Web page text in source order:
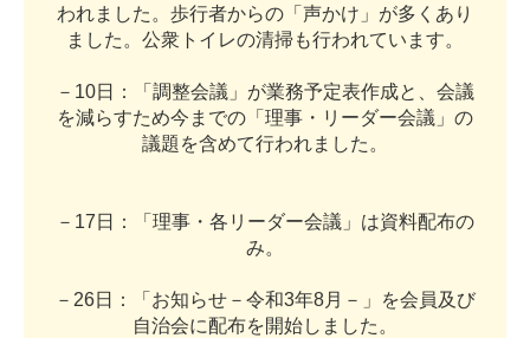
われま した 。 歩行者からの 「 声かけ 」 が多 く あ り
ま した 。 公衆 ト イ レの清掃も行われてい ま す。
－ 10日 ： 「 調整会議 」 が業務予定表作成と 会議
を減らすため今 ま での 「 理事 ・ リ ーダー会議 」 の
議題 を含めて行われま した 。
－ 17 日 ： 「 理事 ・ 各 リ ーダー会議 」 は資料配布の
み。
－ 26日 ： 「 お知らせ － 令和3年8月 － 」 を会 員 及 び
自治会に配布を開始し ま した 。